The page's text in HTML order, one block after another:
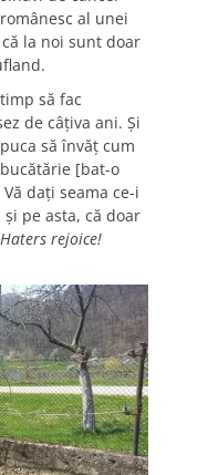
al unei
la noi sunt doar
să fac
de câțiva ani. Și
să învăț cum
[bat-o
dați seama ce-i
pe asta, că doar
Haters rejoice!